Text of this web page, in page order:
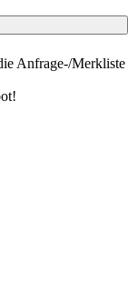
Anfrage-/Merkliste